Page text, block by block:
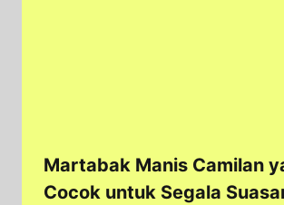
Martabak Manis Camilan
Cocok untuk Segala